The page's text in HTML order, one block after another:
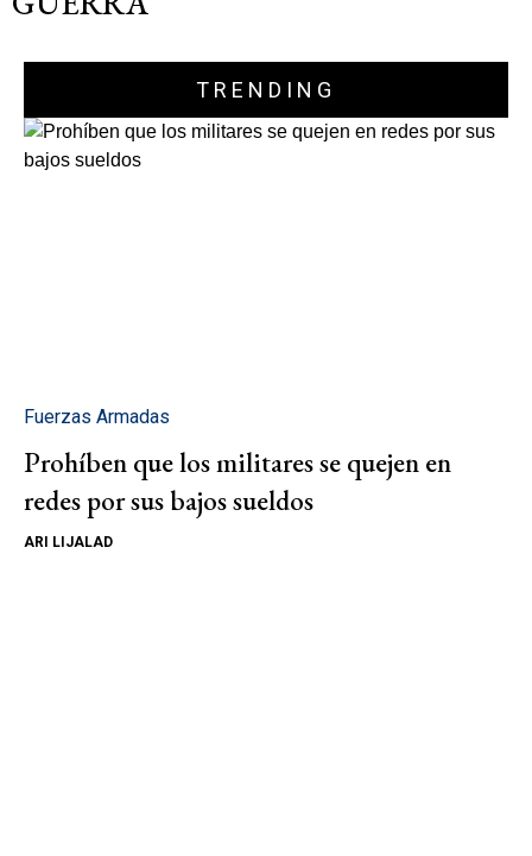
TRENDING
Fuerzas Armadas
Prohíben que los militares se quejen en
redes por sus bajos sueldos
ARI LIJALAD